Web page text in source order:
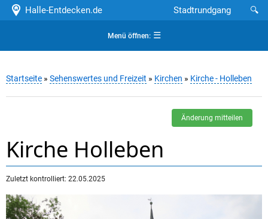
Halle-Entdecken.de 🔍
Stadtrundgang
Menü öffnen:☰
Startseite » Sehenswertes und Freizeit » Kirchen » Kirche - Holleben
Änderung mitteilen
Kirche Holleben
Zuletzt kontrolliert: 22.05.2025